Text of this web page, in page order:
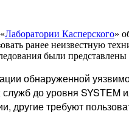
Лаборатории Касперского»
ранее неизвестную
были
обнаруженной
до уровня
другие требуют